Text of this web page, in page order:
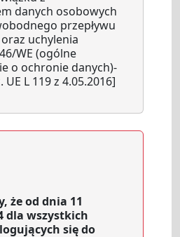
danych osobowych
przepływu
uchylenia
WE (ogólne
o ochronie danych)-
UE L 119 z 4.05.2016]
że od dnia 11
dla wszystkich
się do